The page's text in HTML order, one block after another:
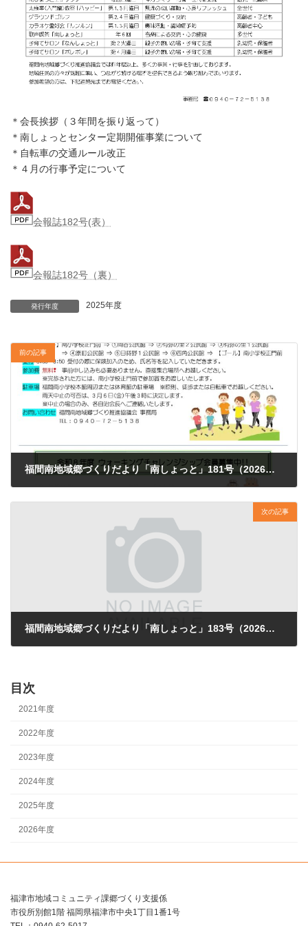
＊会長挨拶（３年間を振り返って）
＊南しょっとセンター定期開催事業について
＊自転車の交通ルール改正
＊４月の行事予定について
会報誌182号(表）
会報誌182号（裏）
発行年度 2025年度
前の記事
福間南地域郷づくりだより「南しょっと」181号（2026年2月15日発行）
次の記事
福間南地域郷づくりだより「南しょっと」183号（2026年4月15日発行）
目次
2021年度
2022年度
2023年度
2024年度
2025年度
2026年度
福津市地域コミュニティ課郷づくり支援係
市役所別館1階 福岡県福津市中央1丁目1番1号